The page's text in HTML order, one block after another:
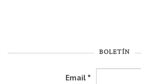
BOLETÍN
Email *